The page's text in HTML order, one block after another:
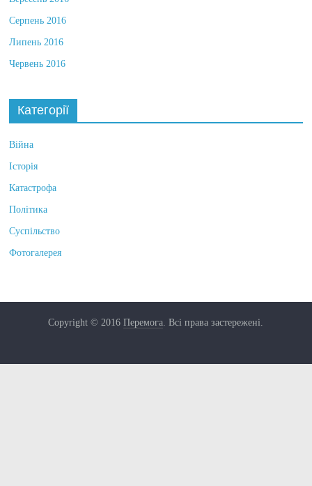
Серпень 2016
Липень 2016
Червень 2016
Категорії
Війна
Історія
Катастрофа
Політика
Суспільство
Фотогалерея
Copyright © 2016Перемога. Всі права застережені.